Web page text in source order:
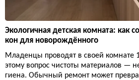
Экологичная детская комната: как
кон для новорождённого
Младенцы проводят в своей комнате
этому вопрос чистоты материалов —
гиена. Обычный ремонт может